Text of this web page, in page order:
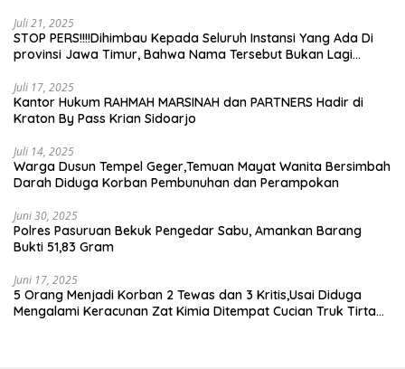
Juli 21, 2025
STOP PERS!!!!Dihimbau Kepada Seluruh Instansi Yang Ada Di
provinsi Jawa Timur, Bahwa Nama Tersebut Bukan Lagi
Juli 17, 2025
Kantor Hukum RAHMAH MARSINAH dan PARTNERS Hadir di
Kraton By Pass Krian Sidoarjo
Juli 14, 2025
Warga Dusun Tempel Geger,Temuan Mayat Wanita Bersimbah
Darah Diduga Korban Pembunuhan dan Perampokan
Juni 30, 2025
Polres Pasuruan Bekuk Pengedar Sabu, Amankan Barang
Bukti 51,83 Gram
Juni 17, 2025
5 Orang Menjadi Korban 2 Tewas dan 3 Kritis,Usai Diduga
Mengalami Keracunan Zat Kimia Ditempat Cucian Truk Tirta